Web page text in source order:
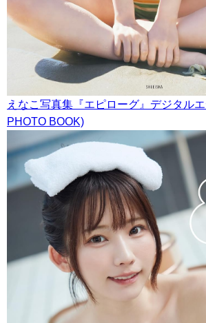
えなこ写真集『エピローグ』デジタル
PHOTO BOOK)